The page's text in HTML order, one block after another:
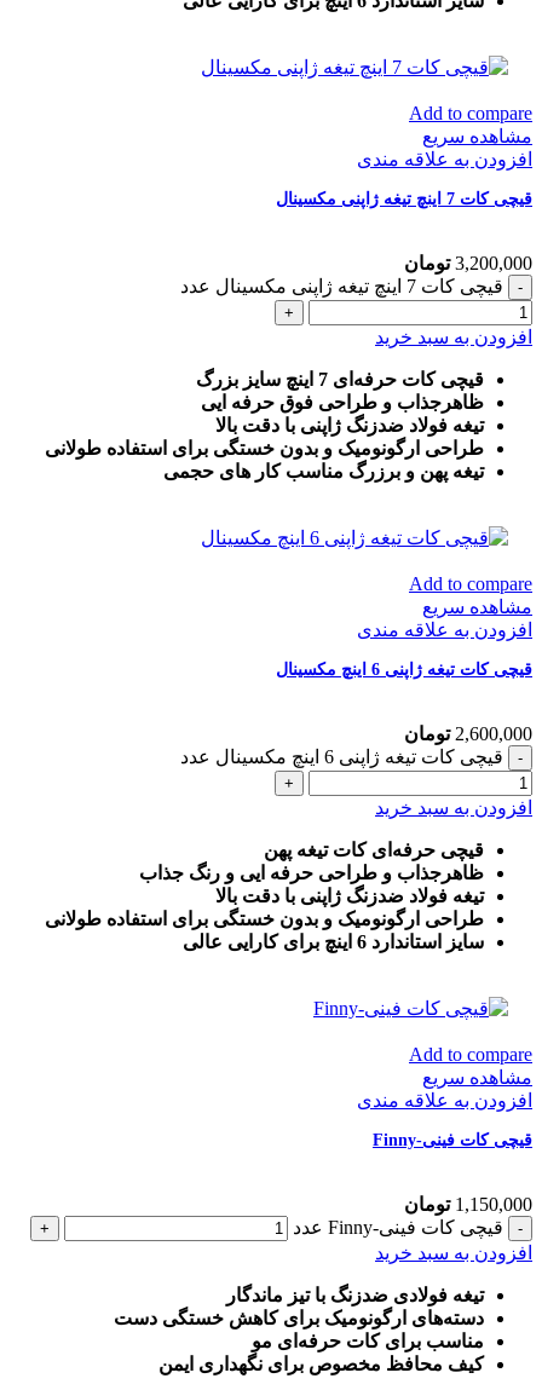
Add to compare
مشاهده سریع
افزودن به علاقه مندی
قیچی کات 7 اینچ تیغه ژاپنی مکسینال
3,200,000 تومان
قیچی کات 7 اینچ تیغه ژاپنی مکسینال عدد
افزودن به سبد خرید
قیچی کات حرفه‌ای 7 اینچ سایز بزرگ
ظاهرجذاب و طراحی فوق حرفه ایی
تیغه فولاد ضدزنگ ژاپنی با دقت بالا
طراحی ارگونومیک و بدون خستگی برای استفاده طولانی
تیغه پهن و برزرگ مناسب کار های حجمی
Add to compare
مشاهده سریع
افزودن به علاقه مندی
قیچی کات تیغه ژاپنی 6 اینچ مکسینال
2,600,000 تومان
قیچی کات تیغه ژاپنی 6 اینچ مکسینال عدد
افزودن به سبد خرید
قیچی حرفه‌ای کات تیغه پهن
ظاهرجذاب و طراحی حرفه ایی و رنگ جذاب
تیغه فولاد ضدزنگ ژاپنی با دقت بالا
طراحی ارگونومیک و بدون خستگی برای استفاده طولانی
سایز استاندارد 6 اینچ برای کارایی عالی
Add to compare
مشاهده سریع
افزودن به علاقه مندی
قیچی کات فینی-Finny
1,150,000 تومان
قیچی کات فینی-Finny عدد
افزودن به سبد خرید
تیغه فولادی ضدزنگ با تیز ماندگار
دسته‌های ارگونومیک برای کاهش خستگی دست
مناسب برای کات حرفه‌ای مو
کیف محافظ مخصوص برای نگهداری ایمن